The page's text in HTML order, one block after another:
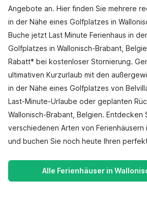
Angebote an. Hier finden Sie mehrere
in der Nähe eines Golfplatzes in
Buche jetzt Last Minute Ferienhaus in
Golfplatzes in Wallonisch-Brabant,
Rabatt* bei kostenloser Stornierung.
ultimativen Kurzurlaub mit den
in der Nähe eines Golfplatzes von
Last-Minute-Urlaube oder geplanten
Wallonisch-Brabant, Belgien. Entdecken
verschiedenen Arten von Ferienhäusern
und buchen Sie noch heute Ihren
Alle Ferienhäuser in